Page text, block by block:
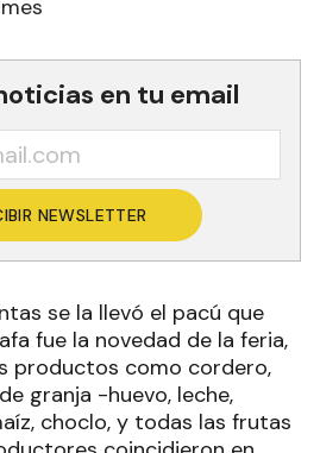
en tu email
NEWSLETTER
se la llevó el pacú que
fue la novedad de la feria,
productos como cordero,
granja -huevo, leche,
choclo, y todas las frutas